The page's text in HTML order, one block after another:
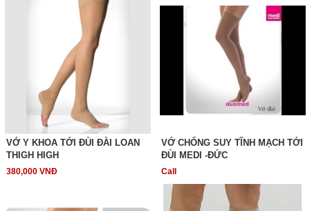
VỚ Y KHOA TỚI ĐÙI ĐÀI LOAN
THIGH HIGH
380,000 VNĐ
VỚ CHỐNG SUY TĨNH MẠCH TỚI
ĐÙI MEDI -ĐỨC
Call